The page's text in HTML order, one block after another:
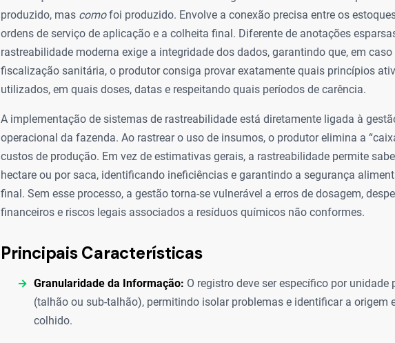
produzido, mas comofoi produzido. Envolve a conexão precisa entre os
ordens de serviço de aplicação e a colheita final. Diferente de anotações
rastreabilidade moderna exige a integridade dos dados, garantindo que, em
fiscalização sanitária, o produtor consiga provar exatamente quais princípios
utilizados, em quais doses, datas e respeitando quais períodos de carência.
A implementação de sistemas de rastreabilidade está diretamente ligada à
operacional da fazenda. Ao rastrear o uso de insumos, o produtor elimina a
custos de produção. Em vez de estimativas gerais, a rastreabilidade permite
hectare ou por saca, identificando ineficiências e garantindo a segurança
final. Sem esse processo, a gestão torna-se vulnerável a erros de dosagem,
financeiros e riscos legais associados a resíduos químicos não conformes.
Principais Características
Granularidade da Informação: O registro deve ser específico por
(talhão ou sub-talhão), permitindo isolar problemas e identificar a origem
colhido.